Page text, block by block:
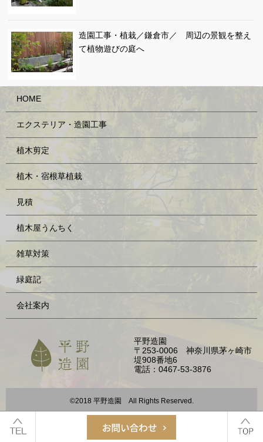
造園工事・植栽／鎌倉市／ 周辺の景観を整え
て植物遊びの庭へ
HOME
エクステリア・造園工事
植木剪定
植木・宿根草植栽
見積
植木屋うんちく
雑草対策
緑庭記
会社案内
平野造園
〒253-0006 神奈川県茅ヶ崎市
堤908番地6
電話：0467-53-3876
©2018 平野造園 All Rights Reserved.